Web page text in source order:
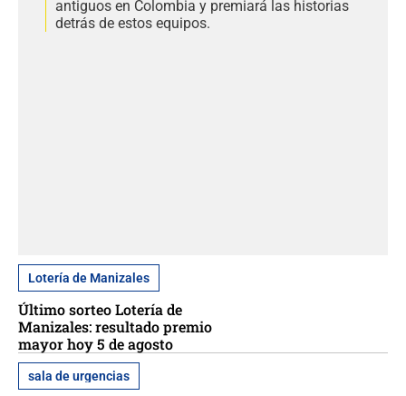
antiguos en Colombia y premiará las historias
detrás de estos equipos.
Lotería de Manizales
Último sorteo Lotería de
Manizales: resultado premio
mayor hoy 5 de agosto
sala de urgencias